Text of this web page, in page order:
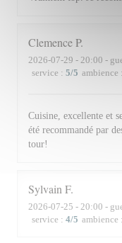
ClemenceP
2026-07-29 - 20:00 -
service : 5/5 ambience :
Cuisine, excellente et
été recommandé par
tour!
Sylvain F
2026-07-25 - 20:00 -
service : 4/5 ambience :